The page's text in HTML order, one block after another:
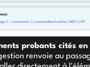
probants cités en
renvoie au